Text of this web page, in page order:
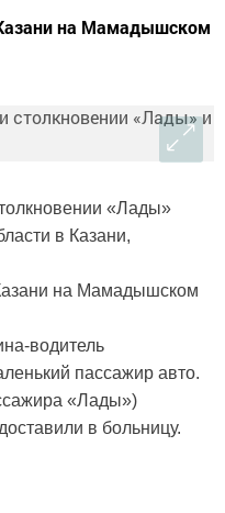
на Мамадышском
«Лады»
в Казани,
на Мамадышском
водитель
пассажир авто.
«Лады»)
в больницу.